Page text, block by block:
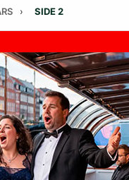
› SIDE 2